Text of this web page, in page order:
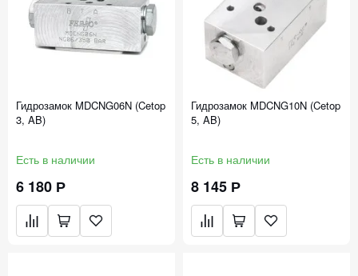
Гидрозамок MDCNG06N (Cetop
3, AB)
Есть в наличии
6 180 Р
Гидрозамок MDCNG10N (Cetop
5, AB)
Есть в наличии
8 145 Р